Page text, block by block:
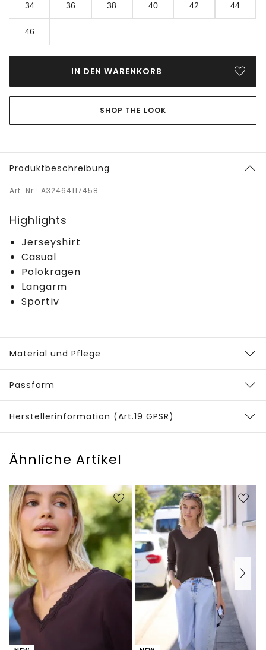
34 36 38 40 42 44
46
IN DEN WARENKORB
SHOP THE LOOK
Produktbeschreibung
Art. Nr.: A32464117458
Highlights
Jerseyshirt
Casual
Polokragen
Langarm
Sportiv
Material und Pflege
Passform
Herstellerinformation (Art.19 GPSR)
Ähnliche Artikel